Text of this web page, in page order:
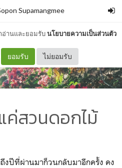
อ่านและยอมรับนโยบายความเป็นส่วนตัว
ยอมรับ ไม่ยอมรับ
Supamangmee
ค่สวนดอกไม้
งปีที่ผ่านมาก็วนกลับมาอีกครั้ง คง